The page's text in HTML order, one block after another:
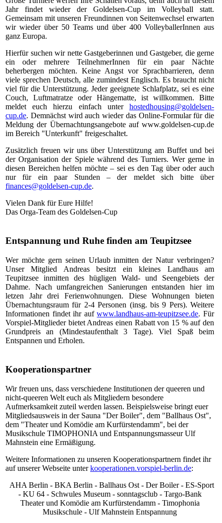
Jahr findet wieder der Goldelsen-Cup im Volleyball statt.
Gemeinsam mit unseren Freundinnen von Seitenwechsel erwarten
wir wieder über 50 Teams und über 400 VolleyballerInnen aus
ganz Europa.
Hierfür suchen wir nette Gastgeberinnen und Gastgeber, die gerne
ein oder mehrere TeilnehmerInnen für ein paar Nächte
beherbergen möchten. Keine Angst vor Sprachbarrieren, denn
viele sprechen Deutsch, alle zumindest Englisch. Es braucht nicht
viel für die Unterstützung. Jeder geeignete Schlafplatz, sei es eine
Couch, Luftmatratze oder Hängematte, ist willkommen. Bitte
meldet euch hierzu einfach unter hostedhousing@goldelsen-
cup.de. Demnächst wird auch wieder das Online-Formular für die
Meldung der Übernachtungsangebote auf www.goldelsen-cup.de
im Bereich "Unterkunft" freigeschaltet.
Zusätzlich freuen wir uns über Unterstützung am Buffet und bei
der Organisation der Spiele während des Turniers. Wer gerne in
diesen Bereichen helfen möchte – sei es den Tag über oder auch
nur für ein paar Stunden – der meldet sich bitte über
finances@goldelsen-cup.de.
Vielen Dank für Eure Hilfe!
Das Orga-Team des Goldelsen-Cup
Entspannung und Ruhe finden am Teupitzsee
Wer möchte gern seinen Urlaub inmitten der Natur verbringen?
Unser Mitglied Andreas besitzt ein kleines Landhaus am
Teupitzsee inmitten des hügligen Wald- und Seengebiets der
Dahme. Nach umfangreichen Sanierungen entstanden hier im
letzen Jahr drei Ferienwohnungen. Diese Wohnungen bieten
Übernachtungsraum für 2-4 Personen (insg. bis 9 Pers). Weitere
Informationen findet ihr aufwww.landhaus-am-teupitzsee.de. Für
Vorspiel-Mitglieder bietet Andreas einen Rabatt von 15 % auf den
Grundpreis an (Mindestaufenthalt 3 Tage). Viel Spaß beim
Entspannen und Erholen.
Kooperationspartner
Wir freuen uns, dass verschiedene Institutionen der queeren und
nicht-queeren Welt euch als Mitgliedern besondere
Aufmerksamkeit zuteil werden lassen. Beispielsweise bringt euer
Mitgliedsausweis in der Sauna "Der Boiler", dem "Ballhaus Ost",
dem "Theater und Komödie am Kurfürstendamm", bei der
Musikschule TIMOPHONIA und Entspannungsmasseur Ulf
Mahnstein eine Ermäßigung.
Weitere Informationen zu unseren Kooperationspartnern findet ihr
auf unserer Webseite unterkooperationen.vorspiel-berlin.de:
AHA Berlin - BKA Berlin - Ballhaus Ost - Der Boiler - ES-Sport
- KU 64 - Schwules Museum - sonntagsclub - Targo-Bank
Theater und Komödie am Kurfürstendamm - Timophonia
Musikschule - Ulf Mahnstein Entspannung